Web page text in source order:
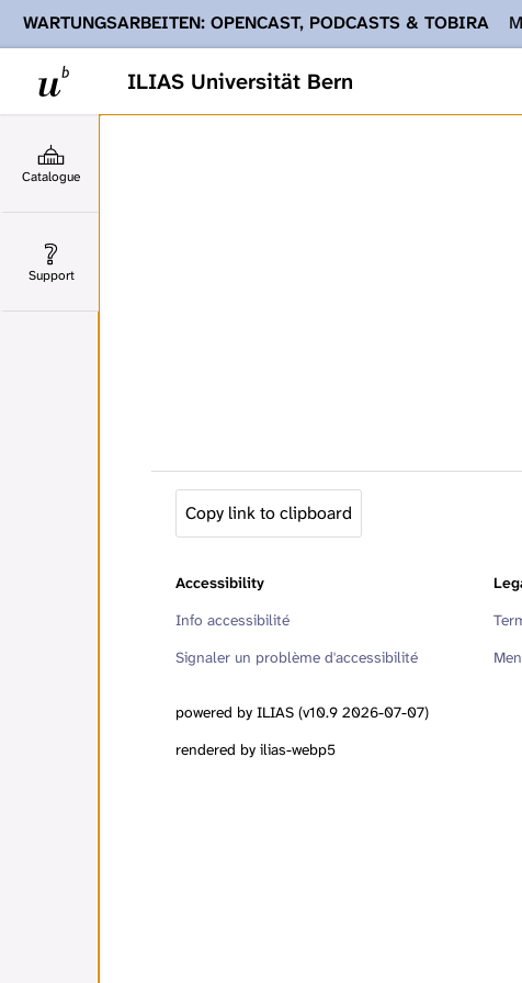
ILIAS Universität Bern
WARTUNGSARBEITEN: OPENCAST, PODCASTS & TOBIRA
Ihnen Podcasts, Opencast-Videos und Tobira nicht zur
Catalogue
Support
Copy link to clipboard
Accessibility
Info accessibilité
Signaler un problème d'accessibilité
powered by ILIAS (v10.9 2026-07-07)
rendered by ilias-webp5